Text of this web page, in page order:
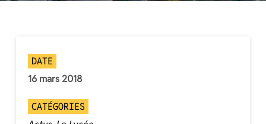
DATE
16 mars 2018
CATÉGORIES